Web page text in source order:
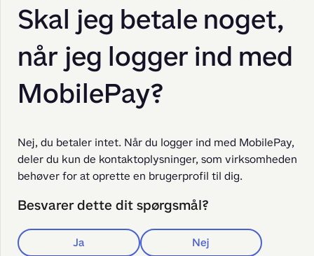
Skal jeg betale noget,
når jeg logger ind med
MobilePay?
Nej, du betaler intet. Når du logger ind med MobilePay,
deler du kun de kontaktoplysninger, som virksomheden
behøver for at oprette en brugerprofil til dig.
Besvarer dette dit spørgsmål?
Ja Nej